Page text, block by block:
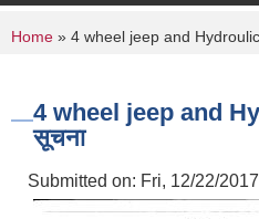
You are here
Home » 4 wheel jeep and
4 wheel jeep and
सूचना
Submitted on: Fri, 12/22/